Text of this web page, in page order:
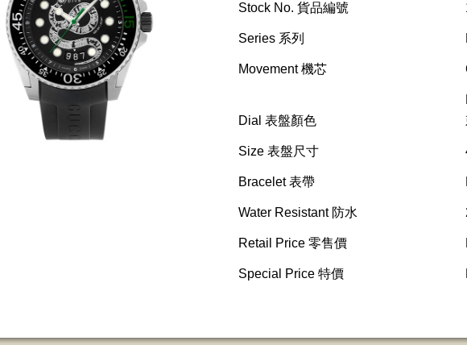
Stock No. 貨品編號
Series 系列
Movement 機芯
Dial 表盤顏色
Size 表盤尺寸
Bracelet 表帶
Water Resistant 防水
Retail Price 零售價
Special Price 特價